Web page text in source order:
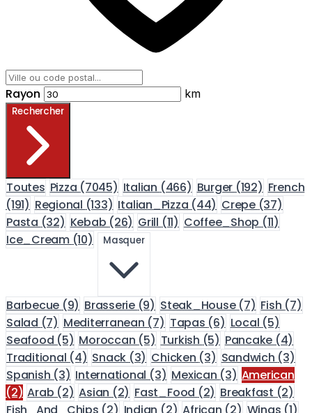
Rayon km
Rechercher
Toutes Pizza (7045) Italian (466) Burger (192) French
(191) Regional (133) Italian_Pizza (44) Crepe (37)
Pasta (32) Kebab (26) Grill (11) Coffee_Shop (11)
Ice_Cream (10) Masquer
Barbecue (9) Brasserie (9) Steak_House (7) Fish (7)
Salad (7) Mediterranean (7) Tapas (6) Local (5)
Seafood (5) Moroccan (5) Turkish (5) Pancake (4)
Traditional (4) Snack (3) Chicken (3) Sandwich (3)
Spanish (3) International (3) Mexican (3) American
(2) Arab (2) Asian (2) Fast_Food (2) Breakfast (2)